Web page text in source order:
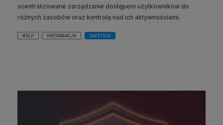
scentralizowane zarządzanie dostępem użytkowników do
różnych zasobów oraz kontrolę nad ich aktywnościami.
#DLP INFORMACJA SAFETICA